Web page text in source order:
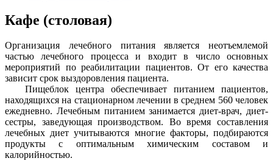
Кафе (столовая)
Организация лечебного питания является неотъемлемой
частью лечебного процесса и входит в число основных
мероприятий по реабилитации пациентов. От его качества
зависит срок выздоровления пациента.
Пищеблок центра обеспечивает питанием пациентов,
находящихся на стационарном лечении в среднем 560 человек
ежедневно. Лечебным питанием занимается диет-врач, диет-
сестры, заведующая производством. Во время составления
лечебных диет учитываются многие факторы, подбираются
продукты с оптимальным химическим составом и
калорийностью.